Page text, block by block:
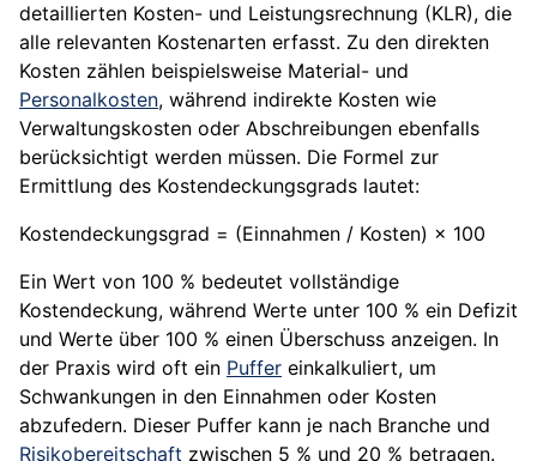
detaillierten Kosten- und Leistungsrechnung (KLR), die
alle relevanten Kostenarten erfasst. Zu den direkten
Kosten zählen beispielsweise Material- und
Personalkosten, während indirekte Kosten wie
Verwaltungskosten oder Abschreibungen ebenfalls
berücksichtigt werden müssen. Die Formel zur
Ermittlung des Kostendeckungsgrads lautet:
Kostendeckungsgrad = (Einnahmen / Kosten) × 100
Ein Wert von 100 % bedeutet vollständige
Kostendeckung, während Werte unter 100 % ein Defizit
und Werte über 100 % einen Überschuss anzeigen. In
der Praxis wird oft ein Puffer einkalkuliert, um
Schwankungen in den Einnahmen oder Kosten
abzufedern. Dieser Puffer kann je nach Branche und
Risikobereitschaft zwischen 5 % und 20 % betragen.